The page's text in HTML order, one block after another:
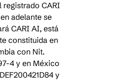
CARI
adelante se
CARI AI, está
constituida en
con Nit.
4 y en México
y